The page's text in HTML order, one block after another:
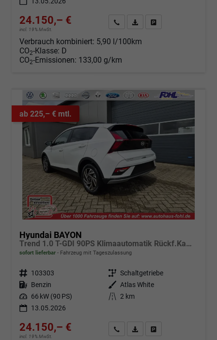
24.150,– €
incl. 19% MwSt.
Angebot anfordern
Fahrzeugexpose (PDF)
Verbrauch kombiniert: 5,90 l/100km
CO2-Klasse: D
CO2-Emissionen: 133,00 g/km
ab 225,– € mtl.
Hyundai BAYON
Trend 1.0 T-GDI 90PS Klimaautomatik Rückf.Kamera Parksensoren Sitzheizung Lenkradheizung Bluetooth Touchscreen Tempomat Apple CarPlay + Android Auto 16"LM
sofort lieferbar Fahrzeug mit Tageszulassung
Fahrzeugnr. 103303 Getriebe Schaltgetriebe
Kraftstoff Benzin Außenfarbe Atlas White
Leistung 66 kW (90 PS) Kilometerstand 2 km
13.05.2026
24.150,– €
incl. 19% MwSt.
Angebot anfordern
Fahrzeugexpose (PDF)